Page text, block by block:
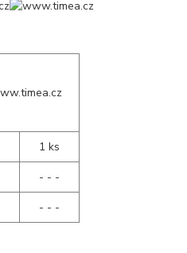
1 ks
- - -
- - -